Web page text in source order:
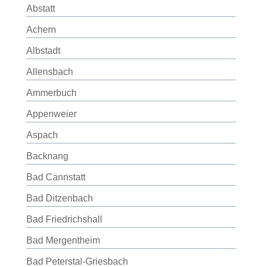
Abstatt
Achern
Albstadt
Allensbach
Ammerbuch
Appenweier
Aspach
Backnang
Bad Cannstatt
Bad Ditzenbach
Bad Friedrichshall
Bad Mergentheim
Bad Peterstal-Griesbach